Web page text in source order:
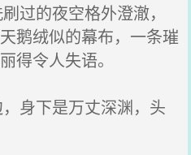
过的夜空格外澄澈，
鹅绒似的幕布，一条璀
得令人失语。
身下是万丈深渊，头